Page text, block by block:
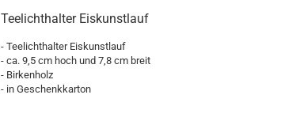
Teelichthalter Eiskunstlauf
- Teelichthalter Eiskunstlauf
- ca. 9,5 cm hoch und 7,8 cm breit
- Birkenholz
- in Geschenkkarton